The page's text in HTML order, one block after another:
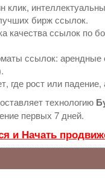
бирж ссылок.
качества ссылок по
ссылок: арендные
где рост или
технологию
первых 7 дней.
и Начать